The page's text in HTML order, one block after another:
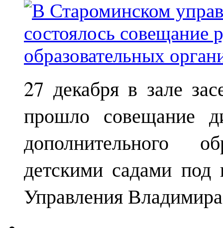
27 декабря в зале
прошло совещание
дополнительного
детскими садами под
Управления